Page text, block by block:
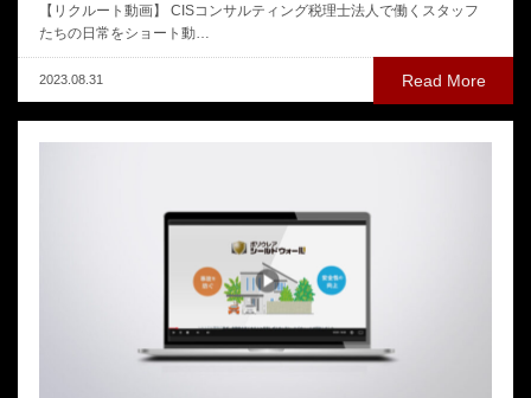
【リクルート動画】 CISコンサルティング税理士法人で働くスタッフ
たちの日常をショート動…
Read More
2023.08.31